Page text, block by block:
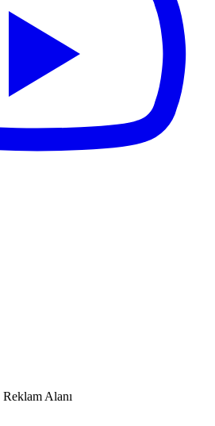
Reklam Alanı